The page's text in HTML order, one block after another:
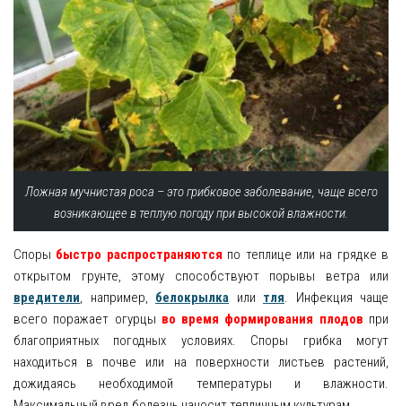
Ложная мучнистая роса – это грибковое заболевание, чаще всего
возникающее в теплую погоду при высокой влажности.
Споры быстро распространяются по теплице или на грядке в
открытом грунте, этому способствуют порывы ветра или
вредители, например, белокрылка или тля. Инфекция чаще
всего поражает огурцы во время формирования плодов при
благоприятных погодных условиях. Споры грибка могут
находиться в почве или на поверхности листьев растений,
дожидаясь необходимой температуры и влажности.